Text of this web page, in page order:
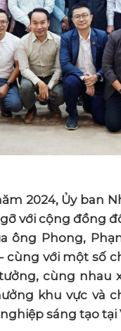
2024, Ủy ban
với cộng đồng
ông Phong,
cùng với một số
cùng nhau
khu vực và
sáng tạo tại